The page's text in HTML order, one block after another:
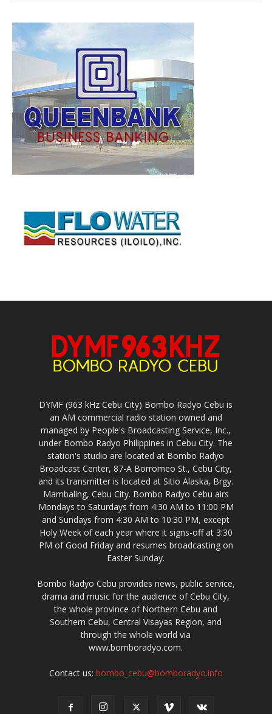
DYMF (963 kHz Cebu City) Bombo Radyo Cebu is
an AM commercial radio station owned and
managed by People's Broadcasting Service, Inc.,
under Bombo Radyo Philippines in Cebu City. The
station's studio are located at Bombo Radyo
Broadcast Center, 87-A Borromeo St., Cebu City,
and its transmitter is located at Sitio Alaska, Brgy.
Mambaling, Cebu City. Bombo Radyo Cebu airs
Mondays to Saturdays from 4:30 AM to 11:00 PM
and Sundays from 4:30 AM to 10:30 PM, except
Holy Week of each year where it signs-off at 3:30
PM of Good Friday and resumes broadcasting on
Easter Sunday.
Bombo Radyo Cebu provides news, public service,
drama and music for the audience of Cebu City,
the whole province of Northern Cebu and
Southern Cebu, Central Visayas Region, and
through the whole world via
www.bomboradyo.com.
Contact us: bombo_cebu@bomboradyo.info